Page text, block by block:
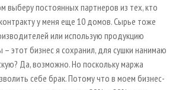
выберу постоянных партнеров из тех, кто
у меня еще 10 домов. Сырье тоже
или использую продукцию
этот бизнес я сохранил, для сушки нанимаю
Да, возможно. Но поскольку маржа
себе брак. Потому что в моем бизнес-